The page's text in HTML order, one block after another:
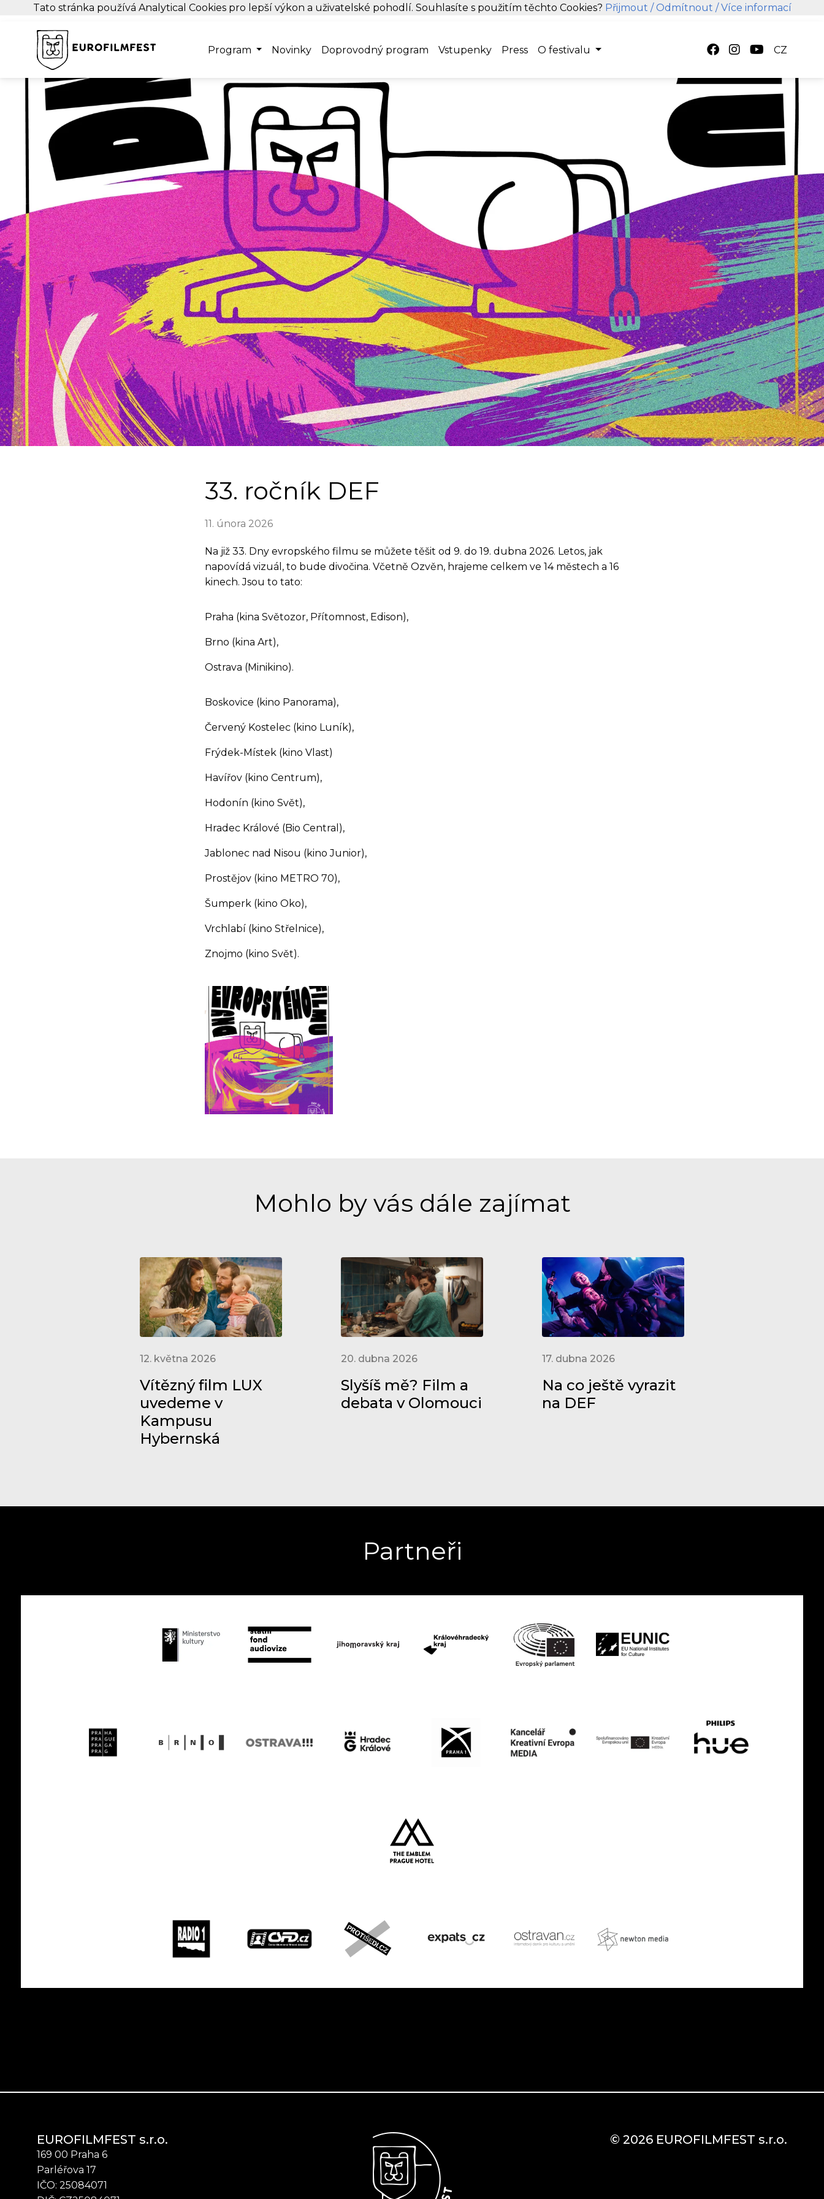
Program Novinky Doprovodný program Vstupenky Press O festivalu CZ
33. ročník DEF
11. února 2026
Na již 33. Dny evropského filmu se můžete těšit od 9. do 19. dubna 2026. Letos, jak
napovídá vizuál, to bude divočina. Včetně Ozvěn, hrajeme celkem ve 14 městech a 16
kinech. Jsou to tato:
Praha (kina Světozor, Přítomnost, Edison),
Brno (kina Art),
Ostrava (Minikino).
Boskovice (kino Panorama),
Červený Kostelec (kino Luník),
Frýdek-Místek (kino Vlast)
Havířov (kino Centrum),
Hodonín (kino Svět),
Hradec Králové (Bio Central),
Jablonec nad Nisou (kino Junior),
Prostějov (kino METRO 70),
Šumperk (kino Oko),
Vrchlabí (kino Střelnice),
Znojmo (kino Svět).
Mohlo by vás dále zajímat
12. května 2026
Vítězný film LUX
uvedeme v
Kampusu
Hybernská
20. dubna 2026
Slyšíš mě? Film a
debata v Olomouci
17. dubna 2026
Na co ještě vyrazit
na DEF
Partneři
EUROFILMFEST s.r.o.
169 00 Praha 6
Parléřova 17
IČO: 25084071
© 2026 EUROFILMFEST s.r.o.
Tato stránka používá Analytical Cookies pro lepší výkon a uživatelské pohodlí. Souhlasíte s použitím těchto Cookies? Přijmout / Odmítnout / Více informací